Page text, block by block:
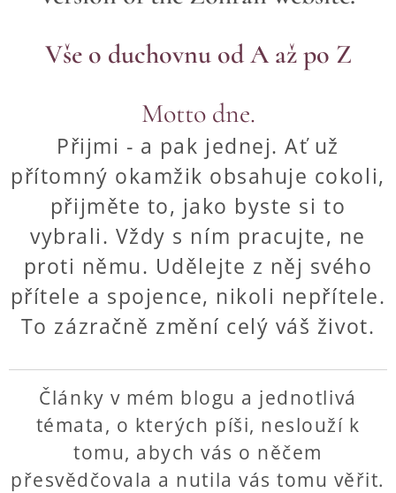
Vše o duchovnu od A až po Z
Motto dne.
Přijmi - a pak jednej. Ať už
přítomný okamžik obsahuje cokoli,
přijměte to, jako byste si to
vybrali. Vždy s ním pracujte, ne
proti němu. Udělejte z něj svého
přítele a spojence, nikoli nepřítele.
To zázračně změní celý váš život.
Články v mém blogu a jednotlivá
témata, o kterých píši, neslouží k
tomu, abych vás o něčem
přesvědčovala a nutilavás tomu věřit.